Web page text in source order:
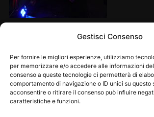
Gestisci Consenso
Per fornire le migliori esperienze, utilizziamo
per memorizzare e/o accedere alle informazioni
consenso a queste tecnologie ci permetterà di
comportamento di navigazione o ID unici su questo
acconsentire o ritirare il consenso può influire
caratteristiche e funzioni.